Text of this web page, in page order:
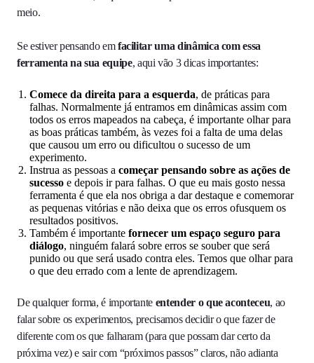
meio.
Se estiver pensando emfacilitar uma dinâmica com essa
ferramenta na sua equipe, aqui vão 3 dicas importantes:
Comece da direita para a esquerda, de práticas para
falhas. Normalmente já entramos em dinâmicas assim com
todos os erros mapeados na cabeça, é importante olhar para
as boas práticas também, às vezes foi a falta de uma delas
que causou um erro ou dificultou o sucesso de um
experimento.
Instrua as pessoas a começar pensando sobre as ações de
sucesso e depois ir para falhas. O que eu mais gosto nessa
ferramenta é que ela nos obriga a dar destaque e comemorar
as pequenas vitórias e não deixa que os erros ofusquem os
resultados positivos.
Também é importante fornecer um espaço seguro para
diálogo, ninguém falará sobre erros se souber que será
punido ou que será usado contra eles. Temos que olhar para
o que deu errado com a lente de aprendizagem.
De qualquer forma, é importante entender o que aconteceu, ao
falar sobre os experimentos, precisamos decidir o que fazer de
diferente com os que falharam (para que possam dar certo da
próxima vez) e sair com “próximos passos” claros, não adianta